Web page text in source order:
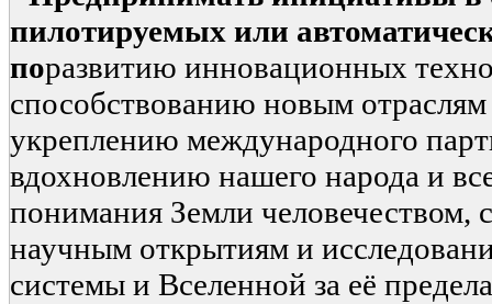
пилотируемых или
поразвитию инновационных
способствованию новым
укреплению международного
вдохновлению нашего народа и
понимания Земли человечеством,
научным открытиям и
системы и Вселенной за её